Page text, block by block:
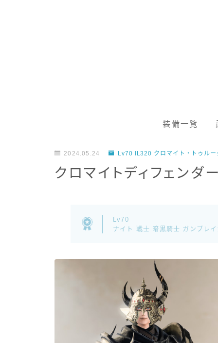
装備一覧
2024.05.24 Lv70 IL320 クロマイト・トゥル
クロマイトディフェンダ
Lv70
ナイト 戦士 暗黒騎士 ガンブレ